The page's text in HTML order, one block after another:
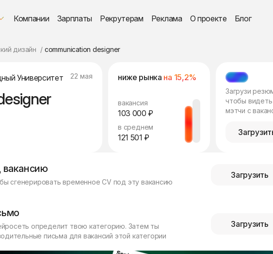
Компании Зарплаты Рекрутерам Реклама О проекте Блог
дизайн communication designer
Университет 22 мая ниже рынка на 15,2%
вакансия
103 000 ₽
в среднем
121 501 ₽
МЭТЧ
Загрузи
чтобы видеть
мэтчи с
вакансию
сгенерировать временное CV под эту вакансию
Загрузить
определит твою категорию. Затем ты
письма для вакансий этой категории
Загрузить